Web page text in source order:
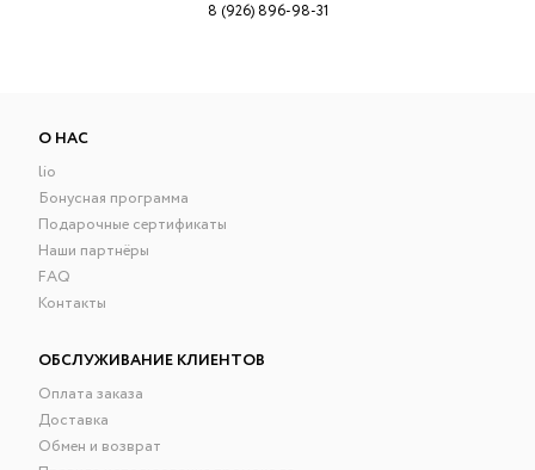
8 (926) 896-98-31
О НАС
lio
Бонусная программа
Подарочные сертификаты
Наши партнёры
FAQ
Контакты
ОБСЛУЖИВАНИЕ КЛИЕНТОВ
Оплата заказа
Доставка
Обмен и возврат